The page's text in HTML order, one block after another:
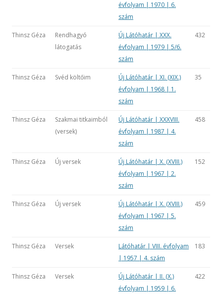
évfolyam | 1970 | 6.
szám
Thinsz Géza
Rendhagyó
látogatás
Új Látóhatár | XXX.
évfolyam | 1979 | 5/6.
szám
432
Thinsz Géza Svéd költőim
Új Látóhatár | XI. (XIX.)
évfolyam | 1968 | 1.
szám
35
Thinsz Géza
Szakmai titkaimból
(versek)
Új Látóhatár | XXXVIII.
évfolyam | 1987 | 4.
szám
458
Thinsz Géza Új versek
Új Látóhatár | X. (XVIII.)
évfolyam | 1967 | 2.
szám
152
Thinsz Géza Új versek
Új Látóhatár | X. (XVIII.)
évfolyam | 1967 | 5.
szám
459
Thinsz Géza Versek
Látóhatár | VIII. évfolyam
| 1957 | 4. szám
183
Thinsz Géza Versek
Új Látóhatár | II. (X.)
évfolyam | 1959 | 6.
422